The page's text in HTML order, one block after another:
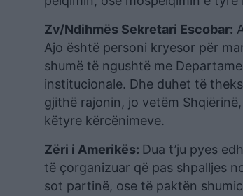
Zv/Ndihmës Sekretari Escobar:
Ajo është personi kryesor për
shumë të ngushtë me
institucionale. Dhe duhet të
gjithë rajonin, jo vetëm
këtyre kërcënimeve.
Zëri i Amerikës: Dua t’ju pyes
të çorganizuar që pas shpalljes
sot partinë, ose të paktën